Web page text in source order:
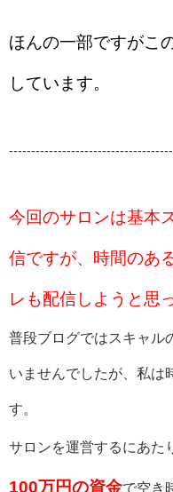
ほんの一部ですがこ
しています。
今回のサロンは基本
信ですが、時間のあ
レも配信しようと思
普段ブログではスキャル
いませんでしたが、私は
す。
サロンを運営するにあた
100万円の資金で空き